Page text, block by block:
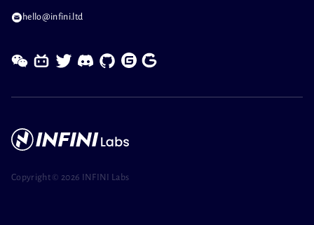
hello@infini.ltd
Copyright © 2026 INFINI Labs